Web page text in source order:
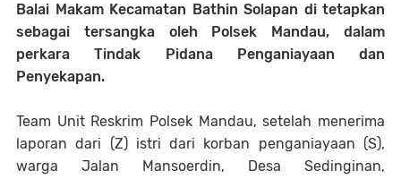
Balai Makam Kecamatan Bathin Solapan di tetapkan
sebagai tersangka oleh Polsek Mandau, dalam
perkara Tindak Pidana Penganiayaan dan
Penyekapan.
Team Unit Reskrim Polsek Mandau, setelah menerima
laporan dari (Z) istri dari korban penganiayaan (S),
warga Jalan Mansoerdin, Desa Sedinginan,